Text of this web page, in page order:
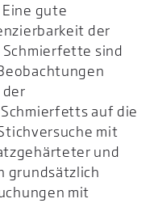
gute
der
sind
der
auf die
mit
und
grundsätzlich
mit